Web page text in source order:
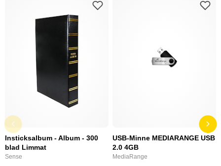
Insticksalbum - Album - 300
blad Limmat
Sense
USB-Minne MEDIARANGE USB
2.0 4GB
MediaRange